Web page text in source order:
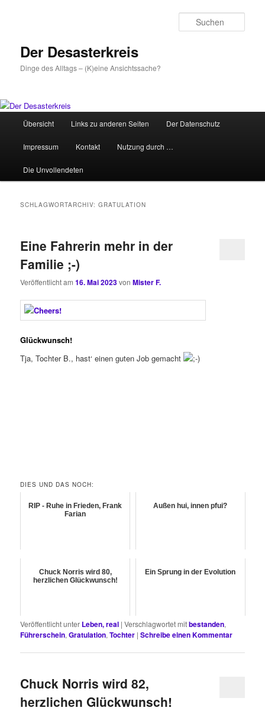
Der Desasterkreis
Dinge des Alltags – (K)eine Ansichtssache?
HauptmenüÜbersicht Links zu anderen Seiten Der Datenschutz
Impressum Kontakt Nutzung durch …
Die Unvollendeten
SCHLAGWORTARCHIV:GRATULATION
Eine Fahrerin mehr in der
Familie ;-)
Veröffentlicht am16. Mai 2023vonMister F.
Glückwunsch!
Tja, Tochter B., hast‘ einen guten Job gemacht
DIES UND DAS NOCH:
RIP - Ruhe in Frieden, Frank
Farian
Außen hui, innen pfui?
Chuck Norris wird 80,
herzlichen Glückwunsch!
Ein Sprung in der Evolution
Veröffentlicht unter Leben, real |Verschlagwortet mitbestanden,
Führerschein,Gratulation,Tochter |Schreibe einen Kommentar
Chuck Norris wird 82,
herzlichen Glückwunsch!